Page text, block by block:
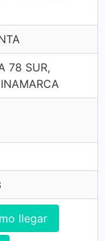
78 SUR,
llegar